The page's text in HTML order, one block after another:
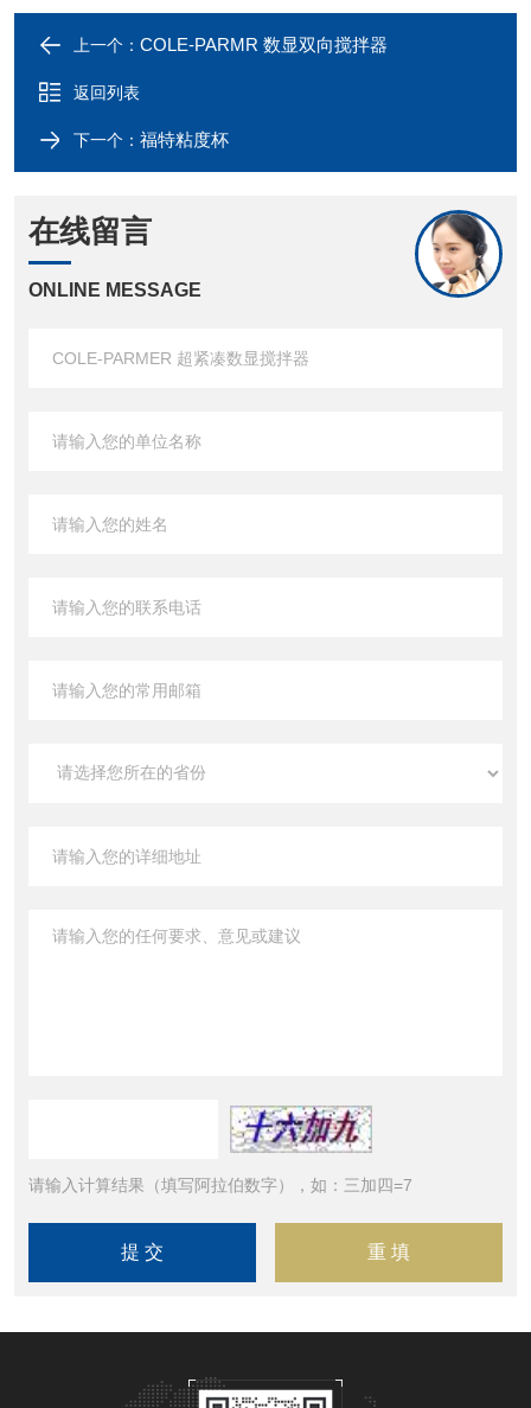
上一个： COLE-PARMR 数显双向搅拌器
返回列表
下一个： 福特粘度杯
在线留言
ONLINE MESSAGE
请输入计算结果（填写阿拉伯数字），如：三加四=7